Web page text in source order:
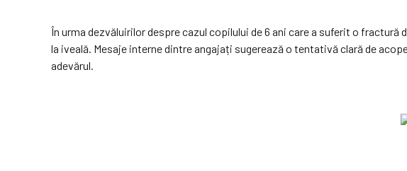
În urma dezvăluirilor despre cazul copilului de 6 ani care a suferit o
la iveală. Mesaje interne dintre angajați sugerează o tentativă clară de
adevărul.